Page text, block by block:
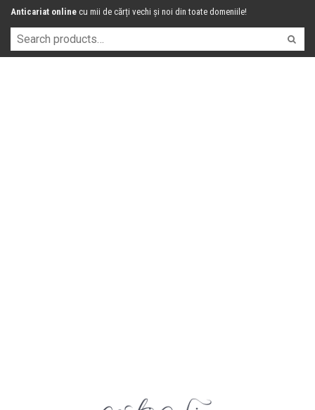
Anticariat online cu mii de cărți vechi și noi din toate domeniile!